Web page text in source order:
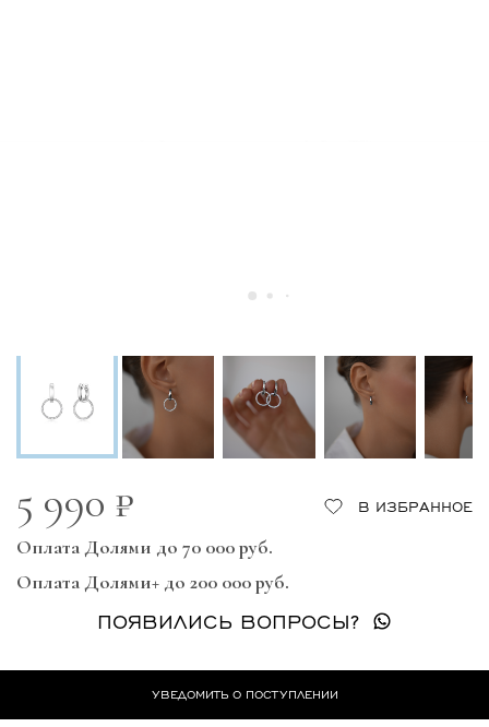
5 990 ₽ В ИЗБРАННОЕ
Оплата Долями до 70 000 руб.
Оплата Долями+ до 200 000 руб.
ПОЯВИЛИСЬ ВОПРОСЫ?
УВЕДОМИТЬ О ПОСТУПЛЕНИИ